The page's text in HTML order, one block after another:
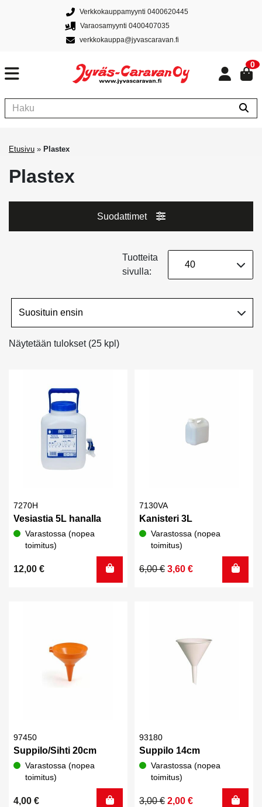
Verkkokauppamyynti 0400620445
Varaosamyynti 0400407035
verkkokauppa@jyvascaravan.fi
0
Etusivu » Plastex
Plastex
Suodattimet
Näytetään tulokset (25 kpl)
Tuotteita
sivulla:
7270H
Vesiastia 5L hanalla
Varastossa (nopea
toimitus)
12,00 €
7130VA
Kanisteri 3L
Varastossa (nopea
toimitus)
6,00€
Alkuperäinen
3,60 €
Nykyinen
97450
Suppilo/Sihti 20cm
Varastossa (nopea
toimitus)
4,00 €
93180
Suppilo 14cm
Varastossa (nopea
toimitus)
3,00€
Alkuperäinen
2,00 €
Nykyinen